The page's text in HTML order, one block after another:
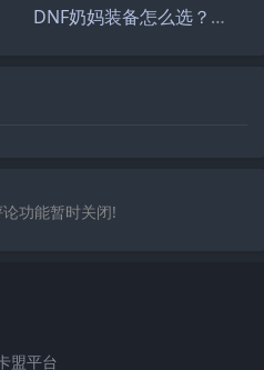
DNF奶妈装备怎么选？全面解析装备选择技巧-DNF奶妈装备选择指南：提升输出与生存的关键
功能暂时关闭!
盟平台